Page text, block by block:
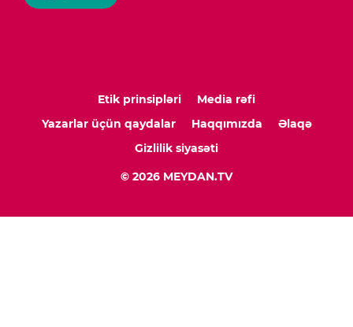
Etik prinsipləri
Media rəfi
Yazarlar üçün qaydalar
Haqqımızda
Əlaqə
Gizlilik siyasəti
© 2026 MEYDAN.TV